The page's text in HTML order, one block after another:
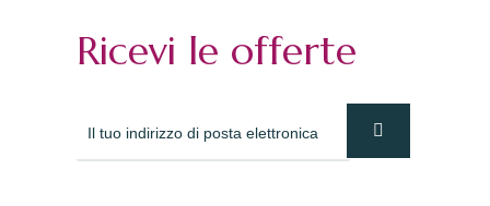
Ricevi le offerte